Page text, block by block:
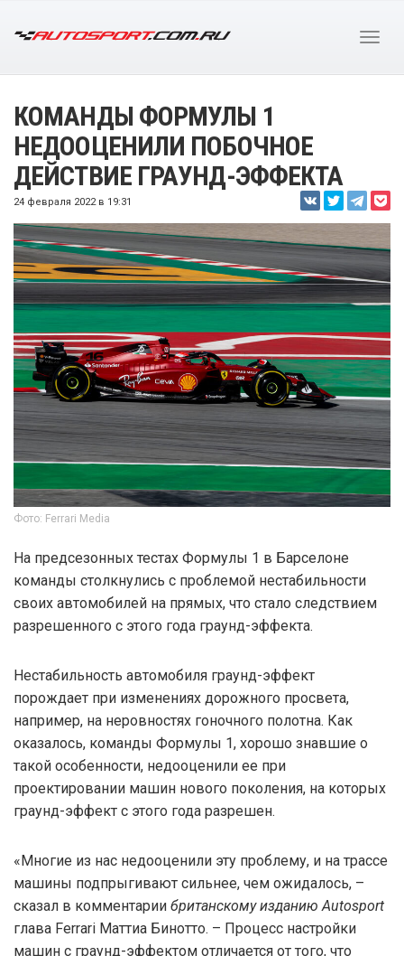
КОМАНДЫ ФОРМУЛЫ 1
НЕДООЦЕНИЛИ ПОБОЧНОЕ
ДЕЙСТВИЕ ГРАУНД-ЭФФЕКТА
24 февраля 2022 в 19:31
Фото: Ferrari Media
На предсезонных тестах Формулы 1 в Барселоне
команды столкнулись с проблемой нестабильности
своих автомобилей на прямых, что стало следствием
разрешенного с этого года граунд-эффекта.
Нестабильность автомобиля граунд-эффект
порождает при изменениях дорожного просвета,
например, на неровностях гоночного полотна. Как
оказалось, команды Формулы 1, хорошо знавшие о
такой особенности, недооценили ее при
проектировании машин нового поколения, на которых
граунд-эффект с этого года разрешен.
«Многие из нас недооценили эту проблему, и на трассе
машины подпрыгивают сильнее, чем ожидалось, –
сказал в комментарии британскому изданию Autosport
глава Ferrari Маттиа Бинотто. – Процесс настройки
машин с граунд-эффектом отличается от того, что